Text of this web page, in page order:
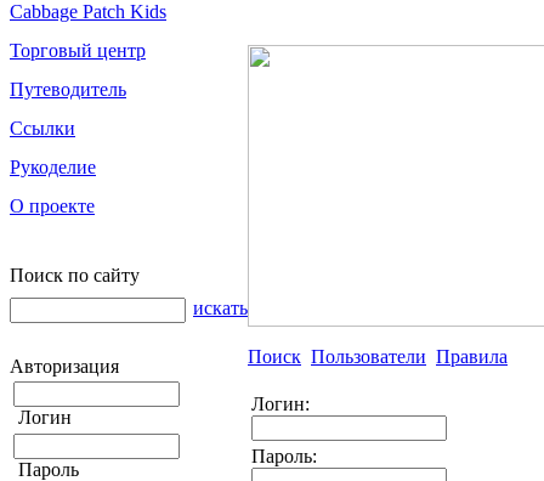
Cabbage Patch Kids
Торговый центр
Путеводитель
Ссылки
Рукоделие
О проекте
Поиск по сайту
искать
Авторизация
Логин
Пароль
Поиск Пользователи Правила
Логин:
Пароль: